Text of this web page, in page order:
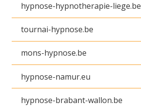
hypnose-hypnotherapie-liege.be
tournai-hypnose.be
mons-hypnose.be
hypnose-namur.eu
hypnose-brabant-wallon.be